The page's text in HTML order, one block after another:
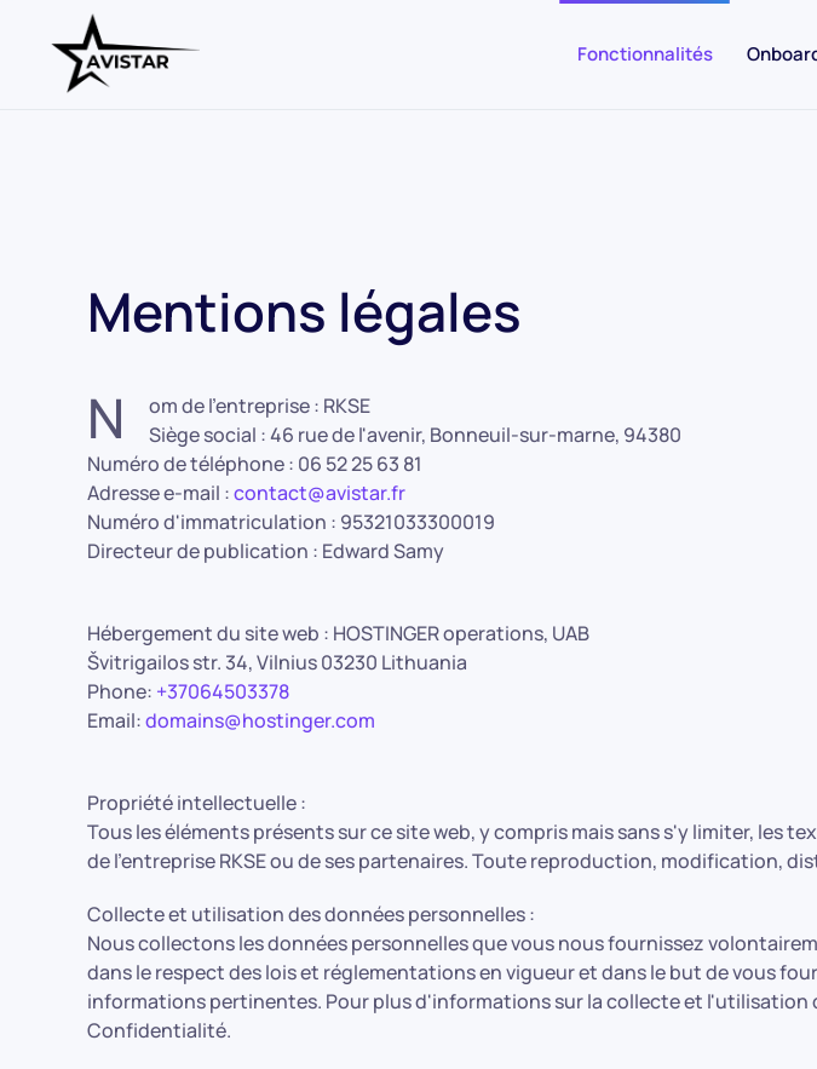
Skip to main content
Fonctionnalités
Mentions légales
N
om de l'entreprise : RKSE
Siège social : 46 rue de l'avenir, Bonneuil-sur-marne, 94380
Numéro de téléphone : 06 52 25 63 81
Adresse e-mail :contact@avistar.fr
Numéro d'immatriculation : 95321033300019
Directeur de publication : Edward Samy
Hébergement du site web : HOSTINGER operations, UAB
Švitrigailos str. 34, Vilnius 03230 Lithuania
Phone: +37064503378
Email:domains@hostinger.com
Propriété intellectuelle :
Tous les éléments présents sur ce site web, y compris mais sans s'y limiter, les
de l'entreprise RKSE ou de ses partenaires. Toute reproduction, modification,
Collecte et utilisation des données personnelles :
Nous collectons les données personnelles que vous nous fournissez
dans le respect des lois et réglementations en vigueur et dans le but de vous
informations pertinentes. Pour plus d'informations sur la collecte et l'utilisation
Confidentialité.